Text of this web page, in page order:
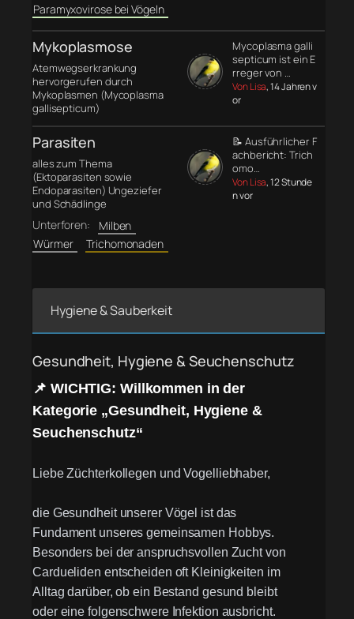
Paramyxovirose bei Vögeln
Mykoplasmose
Atemwegserkrankung
hervorgerufen durch
Mykoplasmen (Mycoplasma
gallisepticum)
Mycoplasma galli
septicum ist ein E
rreger von …
Von Lisa, 14 Jahren v
or
Parasiten
alles zum Thema
(Ektoparasiten sowie
Endoparasiten) Ungeziefer
und Schädlinge
Unterforen:
Milben
Würmer
Trichomonaden
📝 Ausführlicher F
achbericht: Trich
omo…
Von Lisa, 12 Stunde
n vor
Hygiene & Sauberkeit
Gesundheit, Hygiene & Seuchenschutz
📌 WICHTIG: Willkommen in der
Kategorie „Gesundheit, Hygiene &
Seuchenschutz“
Liebe Züchterkollegen und Vogelliebhaber,
die Gesundheit unserer Vögel ist das
Fundament unseres gemeinsamen Hobbys.
Besonders bei der anspruchsvollen Zucht von
Cardueliden entscheiden oft Kleinigkeiten im
Alltag darüber, ob ein Bestand gesund bleibt
oder eine folgenschwere Infektion ausbricht.